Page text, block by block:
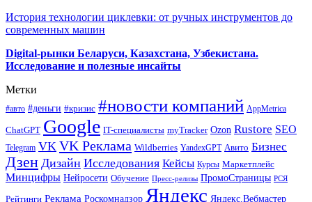
История технологии циклевки: от ручных инструментов до
современных машин
Digital-рынки Беларуси, Казахстана, Узбекистана.
Исследование и полезные инсайты
Метки
#авто #деньги #кризис #новости компаний AppMetrica
ChatGPT Google IT-специалисты myTracker Ozon Rustore SEO
Telegram VK VK Реклама Wildberries YandexGPT Авито Бизнес
Дзен Дизайн Исследования Кейсы Курсы Маркетплейс
Минцифры Нейросети Обучение Пресс-релизы ПромоСтраницы РСЯ
Рейтинги Реклама Роскомнадзор Яндекс Яндекс.Вебмастер